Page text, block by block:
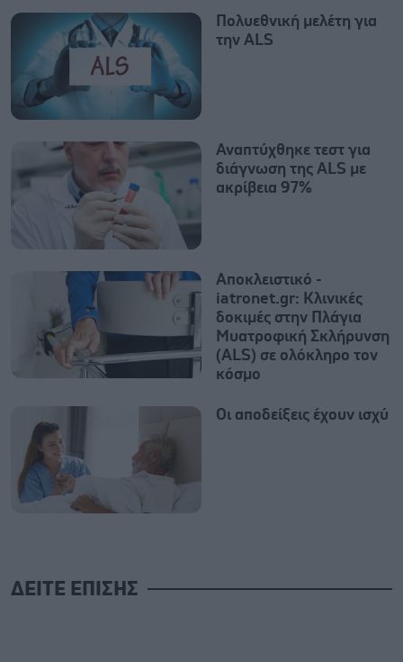
Πολυεθνική μελέτη για
την ΑLS
Αναπτύχθηκε τεστ για
διάγνωση της ALS με
ακρίβεια 97%
Aποκλειστικό -
iatronet.gr: Κλινικές
δοκιμές στην Πλάγια
Μυατροφική Σκλήρυνση
(ALS) σε ολόκληρο τον
κόσμο
Oι αποδείξεις έχουν ισχύ
ΔΕΙΤΕ ΕΠΙΣΗΣ